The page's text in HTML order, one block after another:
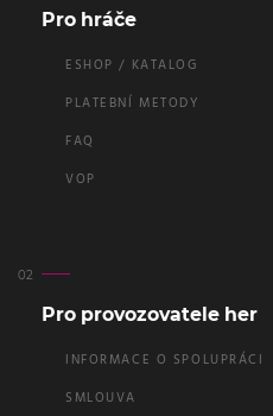
Pro hráče
ESHOP / KATALOG
PLATEBNÍ METODY
FAQ
VOP
Pro provozovatele her
INFORMACE O SPOLUPRÁCI
SMLOUVA